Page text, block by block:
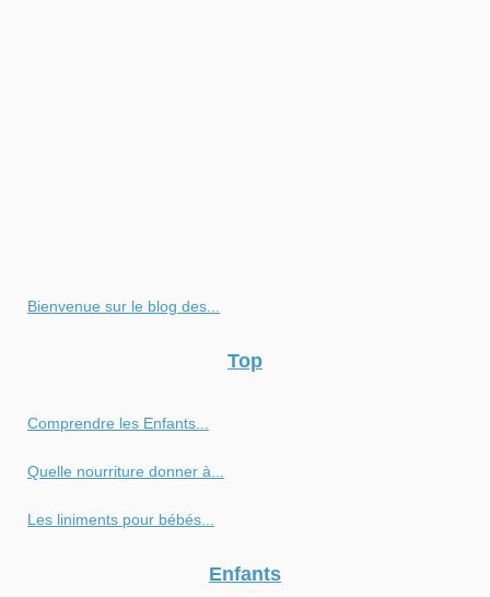
Bienvenue sur le blog des...
Top
Comprendre les Enfants...
Quelle nourriture donner à...
Les liniments pour bébés...
Enfants